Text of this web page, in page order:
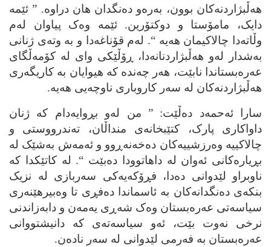
هه‌ڵبژاردنه‌کان بوون، به‌ره‌و ده‌نگدان هان دراوه‌. ” ئێمه‌
دایک، مامۆستا و دوکتۆرین. ئێمه‌ وه‌ک پیاوان له‌م
وڵاته‌دا چالاکیمان هه‌یه‌ “. له‌م قۆناغه‌دا و به‌ وته‌ی ژنانی
به‌شدار له‌و هه‌ڵبژاردنانه‌دا، ڕۆڵێکی وای له‌ کۆمه‌ڵگای
عه‌ره‌بستاندا نابێت، هه‌ر چه‌نده‌ که‌ هیوایان به‌ کاریگه‌ری
هه‌ڵبژاردنه‌کان له‌ سه‌ر کاروباری ناوچه‌یی هه‌یه‌.
سارا ئه‌حمه‌د ده‌ڵێت: ” من له‌و بڕوایه‌دام که‌ ژنان
داواکاری پارک، کتێبخانه‌ی منداڵان، ته‌ندرووستی و
چالاکییه‌ وه‌رزشییه‌کان ده‌خه‌نه‌ڕوو و ئه‌مه‌ش به‌شێک له‌
بڕیاره‌کانی ئه‌وان له‌ داهاتوودا ده‌بێت “. له‌ کاتێکدا که‌
ناوبراو لێدوانی ده‌دا، فڕۆکه‌یه‌کی سه‌ربازی له‌ نزیک
بنکه‌ی ده‌نگدانه‌کان به‌ ئاسماندا ده‌فڕی تا وه‌بیرهێنه‌ری
سیاسه‌تی عه‌ره‌بستان وه‌ک شه‌ڕی یه‌مه‌ن و دابه‌زاندنی
نرخی نه‌وت بێت، ئه‌و سیاسه‌ته‌ی که‌ دانیشتووانی
عه‌ره‌بستان به‌ فه‌رمی لێدوانی له‌ سه‌ر ناده‌ن.